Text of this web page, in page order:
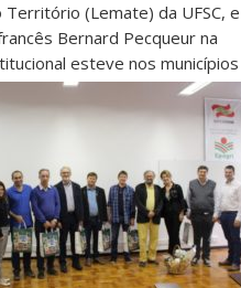
(Lemate) da UFSC, e
Bernard Pecqueur na
esteve nos municípios